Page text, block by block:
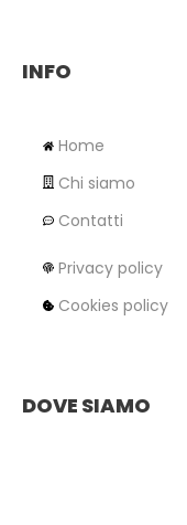
INFO
Home
Chi siamo
Contatti
Privacy policy
Cookies policy
DOVE SIAMO